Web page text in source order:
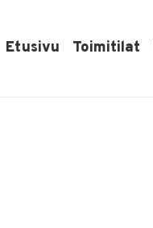
Etusivu Toimitilat